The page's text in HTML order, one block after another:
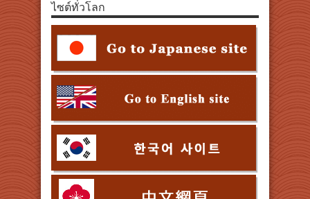
ไซต์ทั่วโลก